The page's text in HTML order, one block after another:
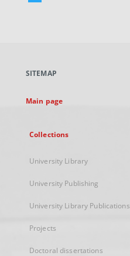
new
SITEMAP
Main page
Collections
University Library
University Publishing
University Library Publications
Projects
Doctoral dissertations